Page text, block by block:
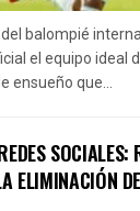
balompié
el equipo ideal
ensueño que...
ELIMINACIÓN